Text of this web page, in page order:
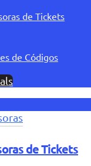
de Tickets
de Códigos
de Tickets